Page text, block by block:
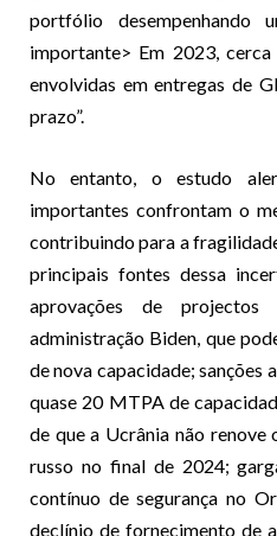
portfólio desempenhando
importante> Em 2023,
envolvidas em entregas de
prazo”.
No entanto, o estudo
importantes confrontam o
contribuindo para a
principais fontes dessa
aprovações de
administração Biden, que
de nova capacidade; sanções
quase 20 MTPA de
de que a Ucrânia não
russo no final de 2024;
contínuo de segurança no
declínio de fornecimento de